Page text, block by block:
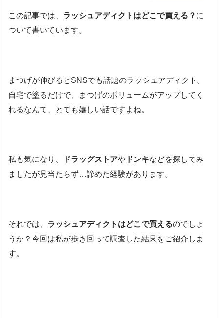
この記事では、 ラッシュアディクトはどこで買える？ に
ついて書いています。
まつげが伸びるとSNSでも話題のラッシュアディクト。
自宅で塗るだけで、まつげのボリュームがアップしてく
れるなんて、とても嬉しい話ですよね。
私も気になり、 ドラッグストアや ドンキなどを探してみ
ましたが見当たらず…諦めた経験があります。
それでは、 ラッシュアディクトはどこで買えるのでしょ
うか？今回は私が歩き回って調査した結果をご紹介しま
す。